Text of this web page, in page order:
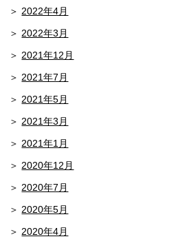
2022年4月
2022年3月
2021年12月
2021年7月
2021年5月
2021年3月
2021年1月
2020年12月
2020年7月
2020年5月
2020年4月